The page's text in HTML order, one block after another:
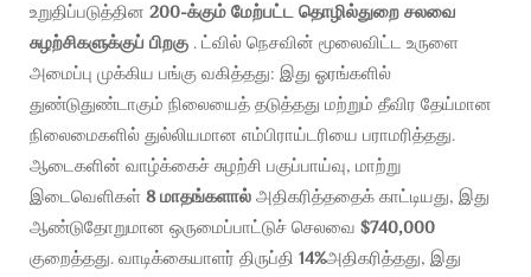
உறுதிப்படுத்தின 200-க்கும் மேற்பட்ட தொழில்துறை சலவை
சுழற்சிகளுக்குப் பிறகு . ட்வில் நெசவின் மூலைவிட்ட உருளை
அமைப்பு முக்கிய பங்கு வகித்தது: இது ஓரங்களில்
துண்டுதுண்டாகும் நிலையைத் தடுத்தது மற்றும் தீவிர தேய்மான
நிலைமைகளில் துல்லியமான எம்பிராய்டரியை பராமரித்தது.
ஆடைகளின் வாழ்க்கைச் சுழற்சி பகுப்பாய்வு, மாற்று
இடைவெளிகள் 8 மாதங்களால் அதிகரித்ததைக் காட்டியது, இது
ஆண்டுதோறுமான ஒருமைப்பாட்டுச் செலவை $740,000
குறைத்தது. வாடிக்கையாளர் திருப்தி 14%அதிகரித்தது, இது